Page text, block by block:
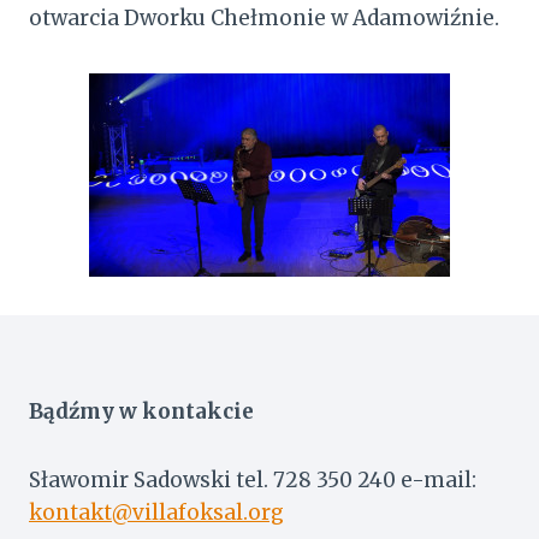
otwarcia Dworku Chełmonie w Adamowiźnie.
Bądźmy w kontakcie
Sławomir Sadowski tel. 728 350 240 e-mail:
kontakt@villafoksal.org